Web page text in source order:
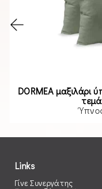
Read
DORMEA μαξιλάρι
Links
Γίνε Συνεργάτης